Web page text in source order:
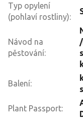
Typ opylení
(pohlaví rostliny):
Návod na
pěstování:
Balení:
Plant Passport: